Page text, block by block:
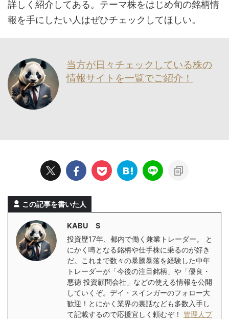
詳しく紹介してある。テーマ株をはじめ旬の銘柄情
報を手にしたい人はぜひチェックしてほしい。
当方が日々チェックしている株の
情報サイトを一覧でご紹介！
この記事を書いた人
KABU S
投資歴17年、都内で働く兼業トレーダー。 と
にかく噂となる銘柄や仕手株に乗るのが好き
だ。これまで数々の暴騰暴落を経験した中年
トレーダーが「今後の注目銘柄」や「優良・
悪徳 投資顧問会社」などの使える情報を公開
していくぞ。デイ・スインガーのフォロー大
歓迎！とにかく業界の裏話なども多数入手し
て記載するので応援宜しく頼むぞ！ 管理人プ